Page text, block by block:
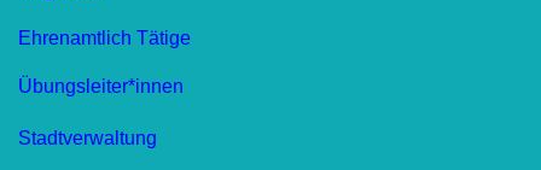
Ehrenamtlich Tätige
Übungsleiter*innen
Stadtverwaltung